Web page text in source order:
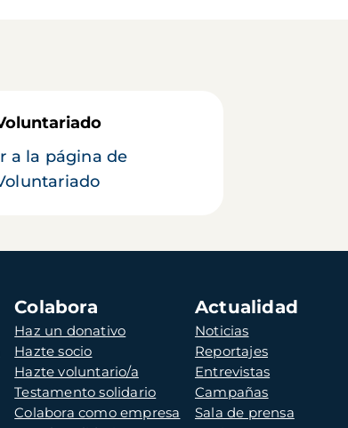
a la página de
Colabora
Haz un donativo
Hazte socio
Hazte voluntario/a
Testamento solidario
Colabora como empresa
Actualidad
Noticias
Reportajes
Entrevistas
Campañas
Sala de prensa